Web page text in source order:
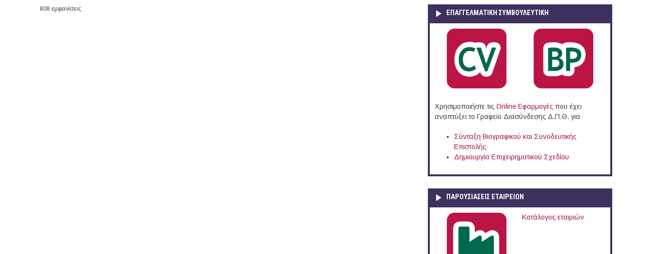
808 εμφανίσεις ΕΠΑΓΓΕΛΜΑΤΙΚΉ ΣΥΜΒΟΥΛΕΥΤΙΚΉ
Χρησιμοποιήστε τις Online Eφαρμογές που έχει
αναπτύξει το Γραφείο Διασύνδεσης Δ.Π.Θ. για
Σύνταξη Βιογραφικού και Συνοδευτικής
Επιστολής
Δημιουργία Επιχειρηματικού Σχεδίου
ΠΑΡΟΥΣΙΆΣΕΙΣ ΕΤΑΙΡΕΙΏΝ
Κατάλογος εταιριών